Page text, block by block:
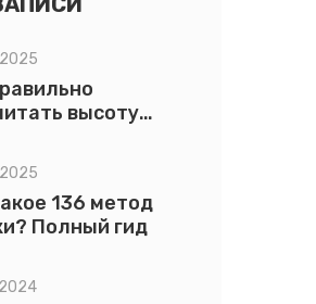
высоту
гид
136 метод
Полный гид